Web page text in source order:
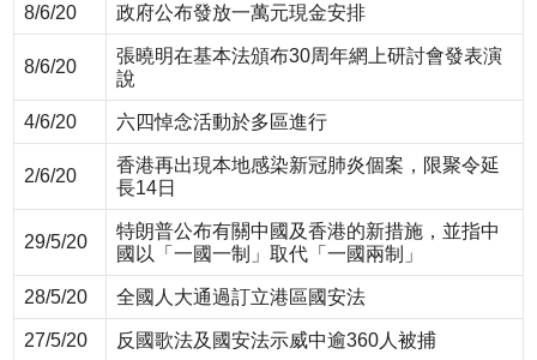
8/6/20 政府公布發放一萬元現金安排
8/6/20
張曉明在基本法頒布30周年網上研討會發表演
說
4/6/20 六四悼念活動於多區進行
2/6/20
香港再出現本地感染新冠肺炎個案，限聚令延
長14日
29/5/20
特朗普公布有關中國及香港的新措施，並指中
國以「一國一制」取代「一國兩制」
28/5/20 全國人大通過訂立港區國安法
27/5/20 反國歌法及國安法示威中逾360人被捕